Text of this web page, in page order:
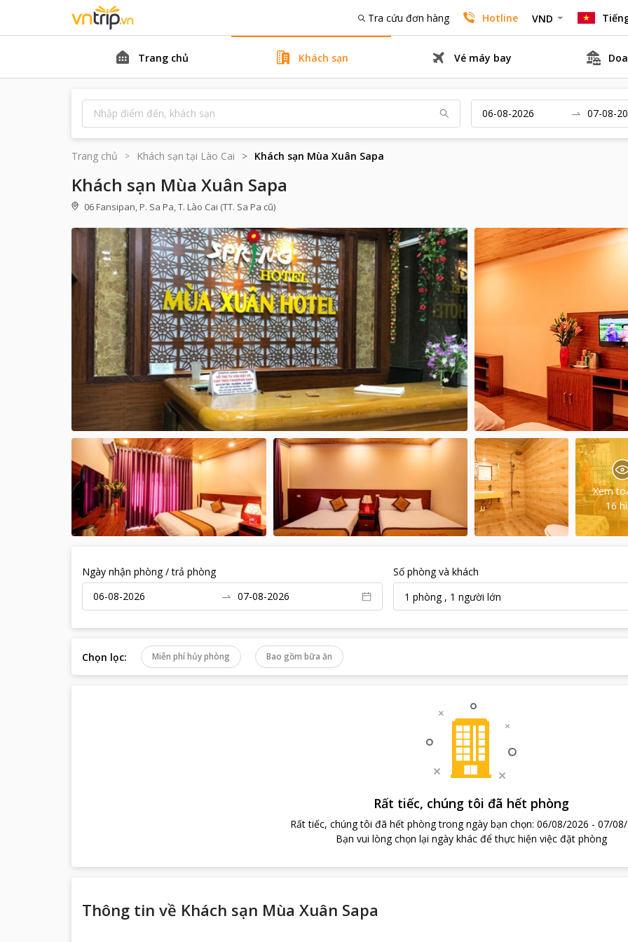
Tra cứu đơn hàng Hotline VND
Trang chủ Khách sạn Vé máy bay
Trang chủ Khách sạn tại Lào Cai Khách sạn Mùa Xuân Sapa
Khách sạn Mùa Xuân Sapa
06 Fansipan, P. Sa Pa, T. Lào Cai (TT. Sa Pa cũ)
Xem
16
Ngày nhận phòng / trả phòng
Số phòng và khách
1 phòng, 1 người lớn
Chọn lọc: Miễn phí hủy phòng Bao gồm bữa ăn
Rất tiếc, chúng tôi đã hết phòng
Rất tiếc, chúng tôi đã hết phòng trong ngày bạn chọn: 06/08/2026 - 07/
Bạn vui lòng chọn lại ngày khác để thực hiện việc đặt phòng
Thông tin về Khách sạn Mùa Xuân Sapa